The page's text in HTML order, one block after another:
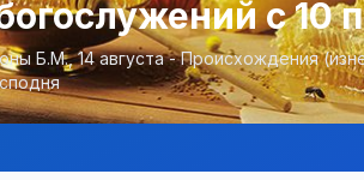
с 10
Б.М., 14 августа - Происхождения